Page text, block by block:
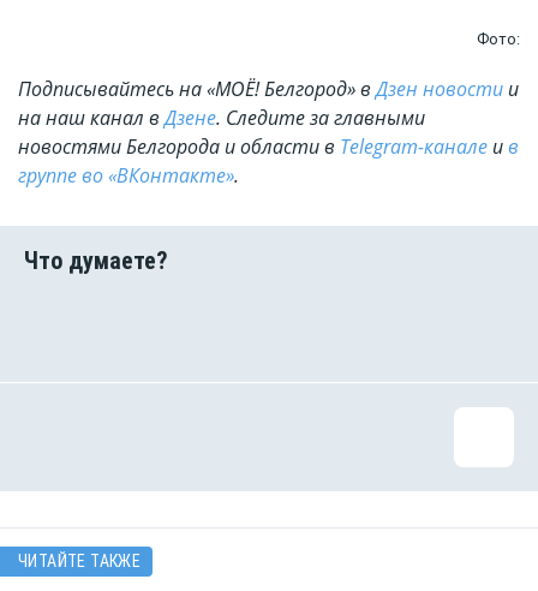
Фото:
Подписывайтесь на «МОЁ! Белгород» вДзен новости и
на наш канал вДзене. Cледите за главными
новостями Белгорода и области в Telegram-канале ив
группе во «ВКонтакте».
ЧИТАЙТЕ ТАКЖЕ